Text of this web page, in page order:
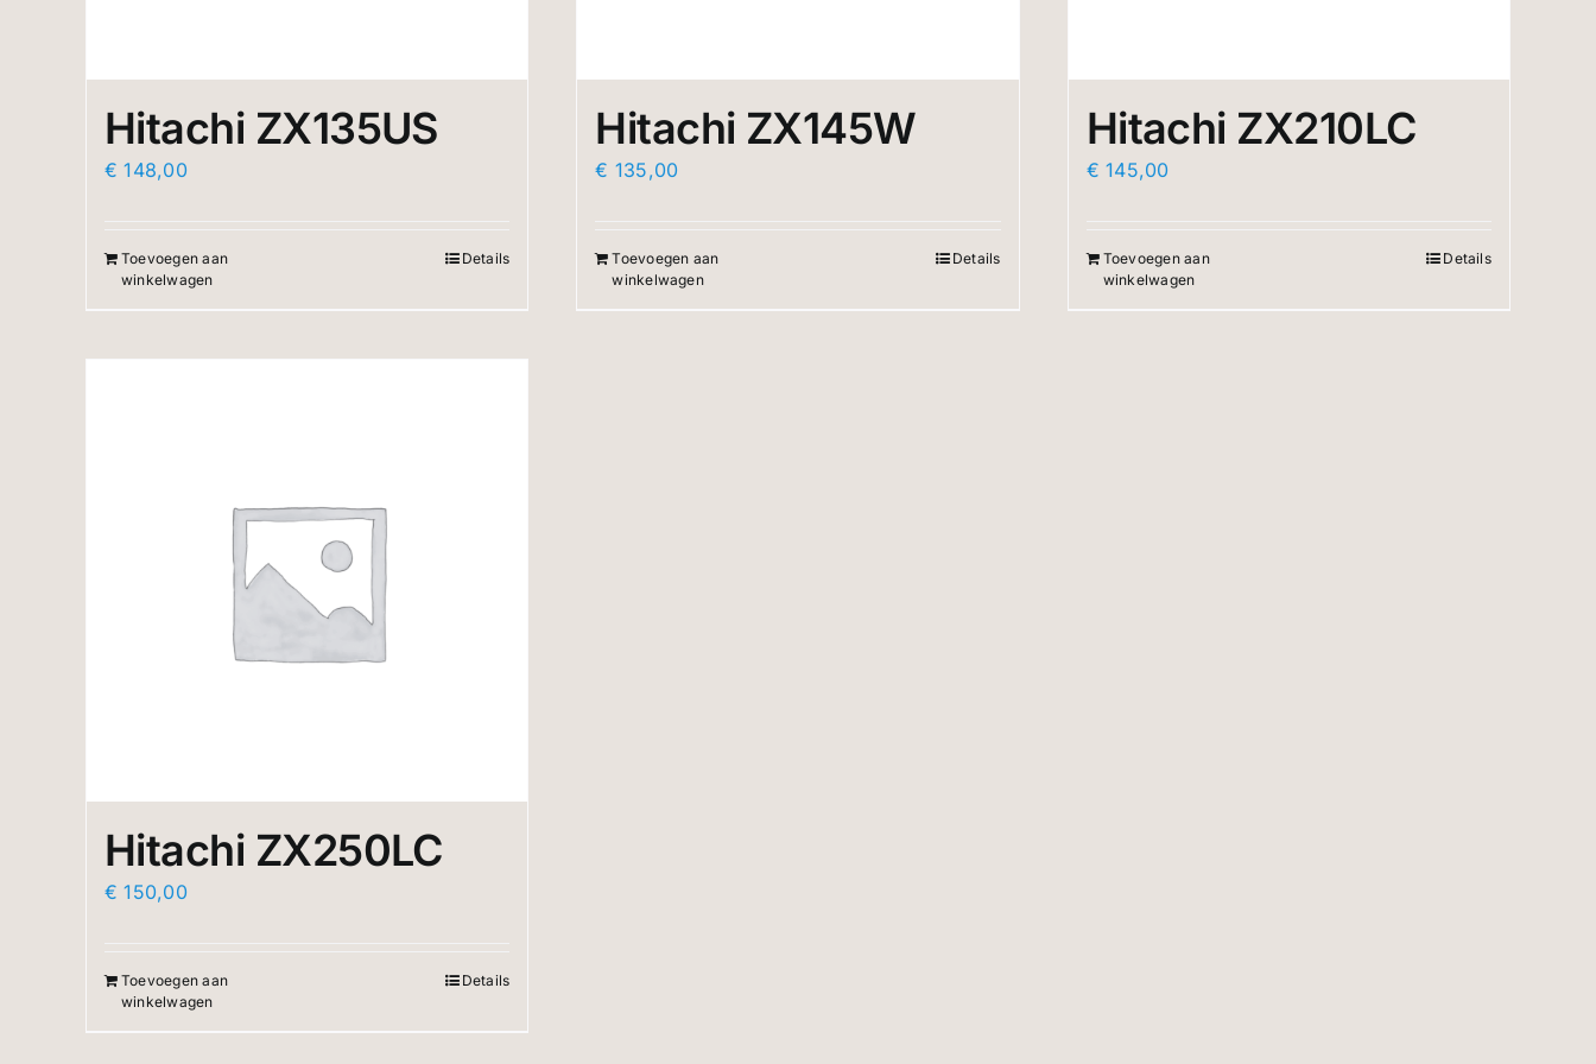
Hitachi ZX135US
€ 148,00
Toevoegen aan
winkelwagen
Details
Hitachi ZX145W
€ 135,00
Toevoegen aan
winkelwagen
Details
Hitachi ZX210LC
€ 145,00
Toevoegen aan
winkelwagen
Details
Hitachi ZX250LC
€ 150,00
Toevoegen aan
winkelwagen
Details